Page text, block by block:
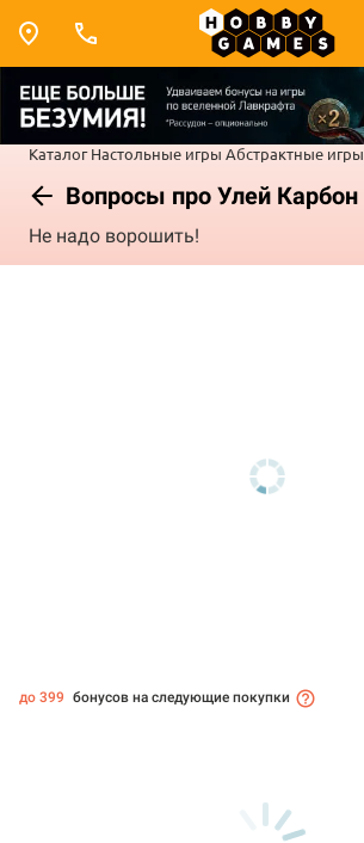
Каталог Настольные игры Абстрактные игры
Вопросы про Улей Карбон
Не надо ворошить!
до 399 бонусов на следующие покупки